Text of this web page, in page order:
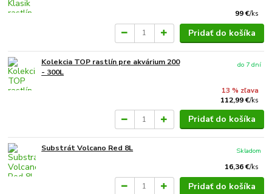
99 €/ks
Pridať do košíka
Kolekcia TOP rastlín pre akvárium 200
- 300L
13 % zľava
112,99 €/ks
do 7 dní
Pridať do košíka
Substrát Volcano Red 8L
16,36 €/ks
Skladom
Pridať do košíka